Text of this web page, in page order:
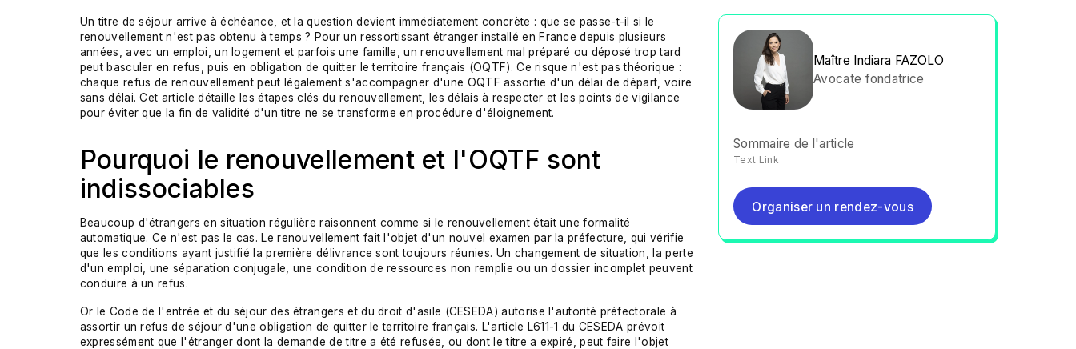
Un titre de séjour arrive à échéance, et la question devient immédiatement concrète : que se passe-t-il si le
renouvellement n'est pas obtenu à temps ? Pour un ressortissant étranger installé en France depuis plusieurs
années, avec un emploi, un logement et parfois une famille, un renouvellement mal préparé ou déposé trop tard
peut basculer en refus, puis en obligation de quitter le territoire français (OQTF). Ce risque n'est pas théorique :
chaque refus de renouvellement peut légalement s'accompagner d'une OQTF assortie d'un délai de départ, voire
sans délai. Cet article détaille les étapes clés du renouvellement, les délais à respecter et les points de vigilance
pour éviter que la fin de validité d'un titre ne se transforme en procédure d'éloignement.
Pourquoi le renouvellement et l'OQTF sont
indissociables
Beaucoup d'étrangers en situation régulière raisonnent comme si le renouvellement était une formalité
automatique. Ce n'est pas le cas. Le renouvellement fait l'objet d'un nouvel examen par la préfecture, qui vérifie
que les conditions ayant justifié la première délivrance sont toujours réunies. Un changement de situation, la perte
d'un emploi, une séparation conjugale, une condition de ressources non remplie ou un dossier incomplet peuvent
conduire à un refus.
Or le Code de l'entrée et du séjour des étrangers et du droit d'asile (CESEDA) autorise l'autorité préfectorale à
assortir un refus de séjour d'une obligation de quitter le territoire français. L'article L611-1 du CESEDA prévoit
expressément que l'étranger dont la demande de titre a été refusée, ou dont le titre a expiré, peut faire l'objet
Maître Indiara FAZOLO
Avocate fondatrice
Sommaire de l'article
Text Link
Organiser un rendez-vous
Organiser un rendez-vous